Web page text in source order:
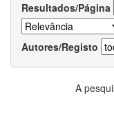
Resultados/Página
Autores/Registo
A